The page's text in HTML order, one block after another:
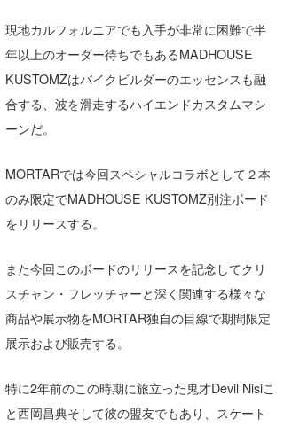
現地カルフォルニアでも入手が非常に困難で半
年以上のオーダー待ちでもあるMADHOUSE
KUSTOMZはバイクビルダーのエッセンスも融
合する、波を滑走するハイエンドカスタムマシ
ーンだ。
MORTARでは今回スペシャルコラボとして２本
のみ限定でMADHOUSE KUSTOMZ別注ボード
をリリースする。
また今回このボードのリリースを記念してクリ
スチャン・フレッチャーと深く関連する様々な
商品や展示物をMORTAR独自の目線で期間限定
展示および販売する。
特に2年前のこの時期に旅立った鬼才Devil Nisiこ
と西岡昌典そして彼の盟友でもあり、スケート
S.K
Soulman
YUKI☆
たっちー
ハンマー
三輪予報士
小川予報士
上田純子